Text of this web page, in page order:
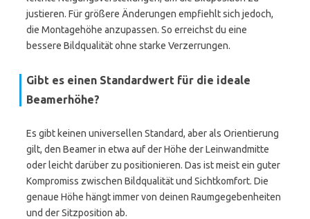
justieren. Für größere Änderungen empfiehlt sich jedoch,
die Montagehöhe anzupassen. So erreichst du eine
bessere Bildqualität ohne starke Verzerrungen.
Gibt es einen Standardwert für die ideale
Beamerhöhe?
Es gibt keinen universellen Standard, aber als Orientierung
gilt, den Beamer in etwa auf der Höhe der Leinwandmitte
oder leicht darüber zu positionieren. Das ist meist ein guter
Kompromiss zwischen Bildqualität und Sichtkomfort. Die
genaue Höhe hängt immer von deinen Raumgegebenheiten
und der Sitzposition ab.